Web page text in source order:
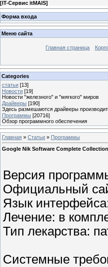
[IT-Сервис itMAIS]
Форма входа
Меню сайта
Главная страница
Categories
статьи [13]
Новости [19]
Новости "железного" и "мягкого" миров
Драйверы [190]
Здесь размешаются драйверы
Программы [20716]
Обзор программного обеспечения
Главная » Статьи » Программы
Google Nik Software Complete
Версия
Официальный
Язык
Лечение: в
Тип лекарства:
Системные